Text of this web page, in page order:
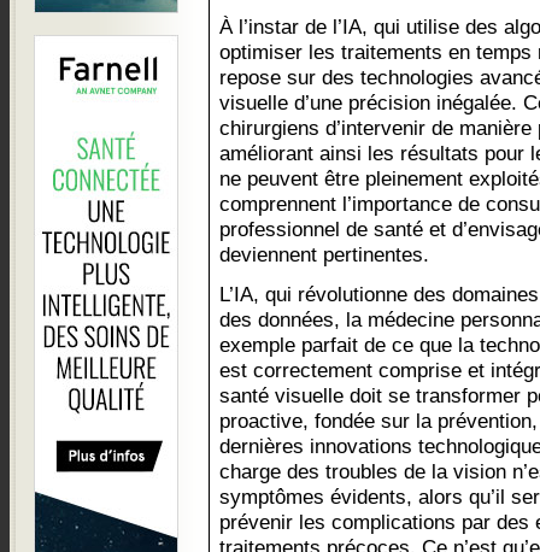
À l’instar de l’IA, qui utilise des
optimiser les traitements en
repose sur des technologies
visuelle d’une précision inégalée.
chirurgiens d’intervenir de
améliorant ainsi les résultats pour
ne peuvent être pleinement
comprennent l’importance de
professionnel de santé et
deviennent pertinentes.
L’IA, qui révolutionne des
des données, la médecine
exemple parfait de ce que la
est correctement comprise et
santé visuelle doit se transformer
proactive, fondée sur la
dernières innovations
charge des troubles de la vision
symptômes évidents, alors qu’il
prévenir les complications par des
traitements précoces. Ce n’est